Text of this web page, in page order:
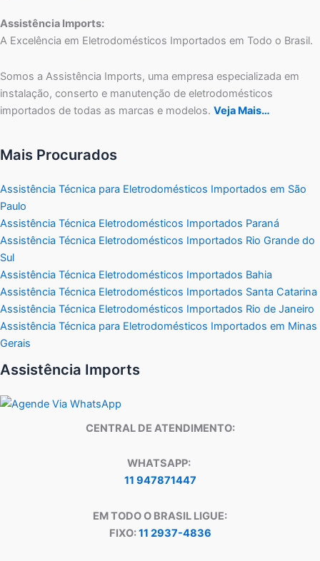
Assistência Imports:
A Excelência em Eletrodomésticos Importados em Todo o Brasil.
Somos a Assistência Imports, uma empresa especializada em
instalação, conserto e manutenção de eletrodomésticos
importados de todas as marcas e modelos. Veja Mais…
Mais Procurados
Assistência Técnica para Eletrodomésticos Importados em São
Paulo
Assistência Técnica Eletrodomésticos Importados Paraná
Assistência Técnica Eletrodomésticos Importados Rio Grande do
Sul
Assistência Técnica Eletrodomésticos Importados Bahia
Assistência Técnica Eletrodomésticos Importados Santa Catarina
Assistência Técnica Eletrodomésticos Importados Rio de Janeiro
Assistência Técnica para Eletrodomésticos Importados em Minas
Gerais
Assistência Imports
CENTRAL DE ATENDIMENTO:
WHATSAPP:
11 947871447
EM TODO O BRASIL LIGUE:
FIXO:11 2937-4836